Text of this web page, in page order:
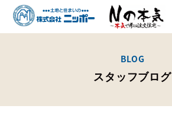
BLOG
スタッフブログ